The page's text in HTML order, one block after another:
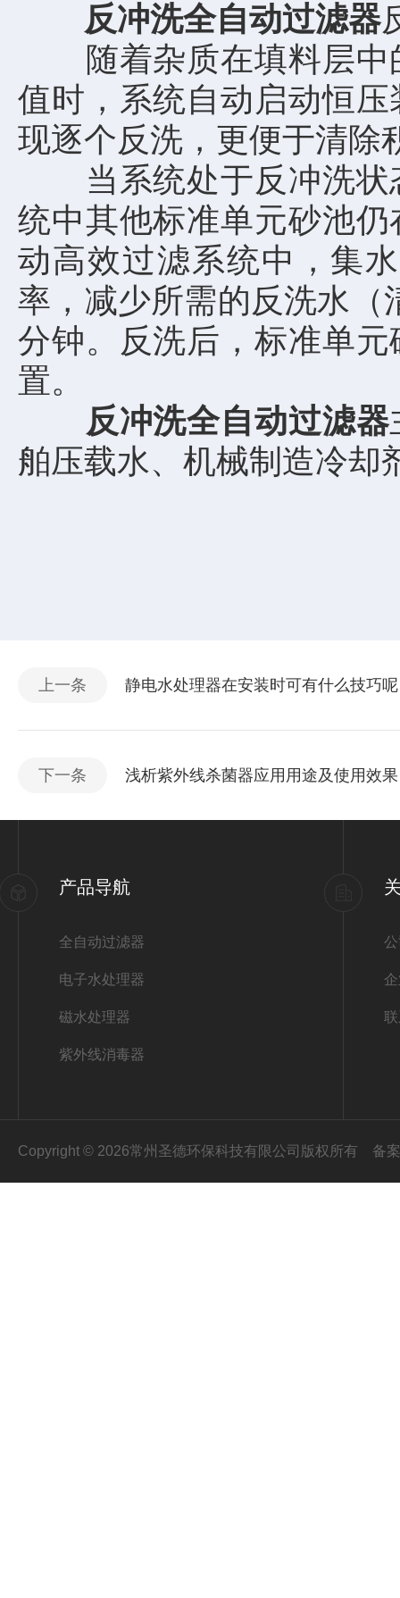
反冲洗全自动过滤器
随着杂质在填料层中
值时，系统自动启动恒
现逐个反洗，更便于清除
当系统处于反冲洗状
统中其他标准单元砂池
动高效过滤系统中，集
率，减少所需的反洗水（
分钟。反洗后，标准单
置。
反冲洗全自动过滤器
舶压载水、机械制造冷却
上一条 静电水处理器在安装时可有什么技巧
下一条 浅析紫外线杀菌器应用用途及使用效果
产品导航
全自动过滤器
电子水处理器
磁水处理器
紫外线消毒器
Copyright © 2026常州圣德环保科技有限公司版权所有 备